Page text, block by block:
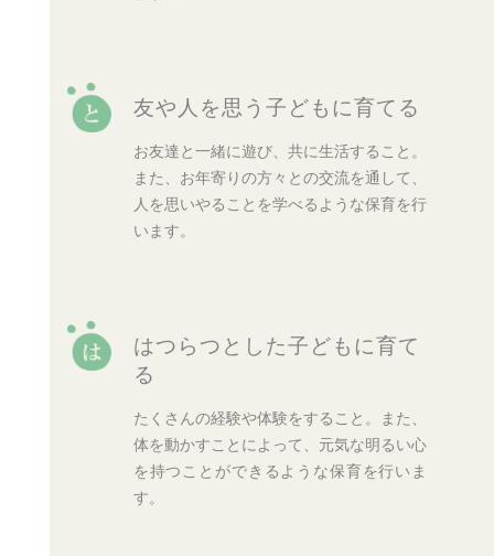
友や人を思う子どもに育てる
お友達と一緒に遊び、共に生活すること。
また、お年寄りの方々との交流を通して、
人を思いやることを学べるような保育を行
います。
はつらつとした子どもに育て
る
たくさんの経験や体験をすること。また、
体を動かすことによって、元気な明るい心
を持つことができるような保育を行いま
す。